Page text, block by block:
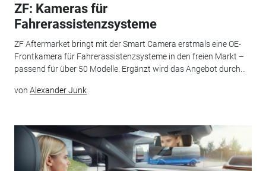
ZF: Kameras für
Fahrerassistenzsysteme
ZF Aftermarket bringt mit der Smart Camera erstmals eine OE-
Frontkamera für Fahrerassistenzsysteme in den freien Markt –
passend für über 50 Modelle. Ergänzt wird das Angebot durch...
von Alexander Junk